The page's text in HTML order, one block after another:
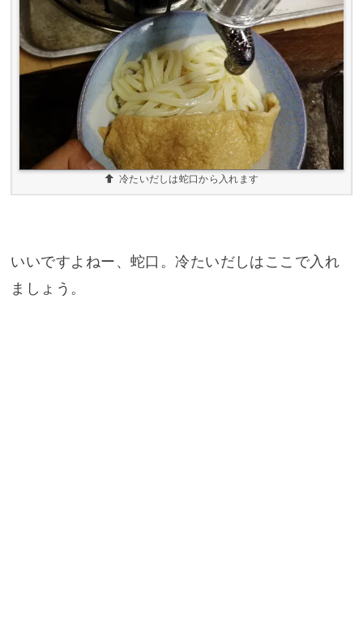
冷たいだしは蛇口から入れます
いいですよねー、蛇口。冷たいだしはここで入れ
ましょう。